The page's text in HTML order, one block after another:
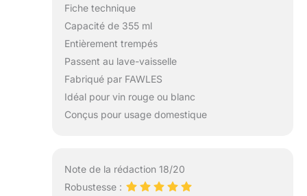
serons heureux
Fiche technique
Capacité de 355 ml
Entièrement trempés
Passent au lave-vaisselle
Fabriqué par FAWLES
Idéal pour vin rouge ou blanc
Conçus pour usage domestique
Note de la rédaction 18/20
Robustesse :